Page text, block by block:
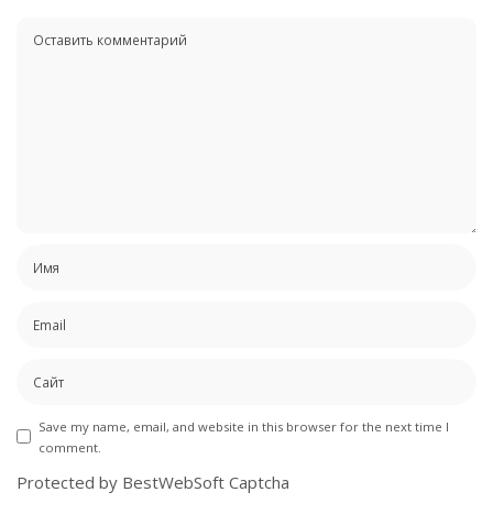
Save my name, email, and website in this browser for the next time I
comment.
Protected by BestWebSoft Captcha